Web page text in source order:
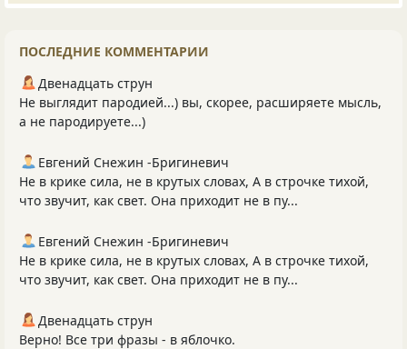
ПОСЛЕДНИЕ КОММЕНТАРИИ
Двенадцать струн
Не выглядит пародией...) вы, скорее, расширяете мысль,
а не пародируете...)
Евгений Снежин -Бригиневич
Не в крике сила, не в крутых словах, А в строчке тихой,
что звучит, как свет. Она приходит не в пу...
Евгений Снежин -Бригиневич
Не в крике сила, не в крутых словах, А в строчке тихой,
что звучит, как свет. Она приходит не в пу...
Двенадцать струн
Верно! Все три фразы - в яблочко.